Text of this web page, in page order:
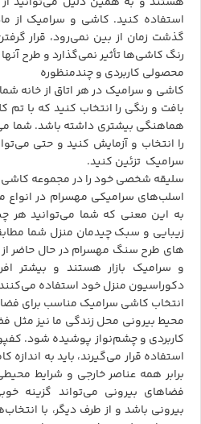
استفاده کنید. کاشی و سرامیک از
گذشت زمان از بین نمی‌رود، قرار
رنگ کاشی‌ها تأثیر نمی‌گذارد و طرح
محصولی کاربردی و چندمنظوره
کاشی و سرامیک در هر اتاق از خانه
بافت و رنگی را انتخاب کنید که با
هماهنگی بیشتری داشته باشد. شما
را انتخاب و آزمایش کنید و حتی
سرامیک تزئین کنید.
سلیقه شخصی خود را در مجموعه کاشی
اسلب‌های سرامیکی مهسرام در انواع
به این معنی که شما می‌توانید هر
زیبایی و سبک چیدمان منزل شما
های طرح سنگ مهسرام در حال حاضر
و سرامیک بازار هستند و بیشتر
دکوراسیون منزل خود استفاده
انتخاب کاشی سرامیک مناسب برای
محیط بیرونی محل زندگی ما نیز مثل
کاربردی و چشم‌نواز پوشیده شود.
استفاده قرار می‌گیرند، باید به
برابر همه عناصر خارجی و شرایط
فضاهای بیرونی می‌تواند گزینه
بیرونی باشد و از طرف دیگر، با